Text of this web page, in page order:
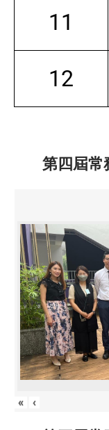
11
12
第四屆
« ‹